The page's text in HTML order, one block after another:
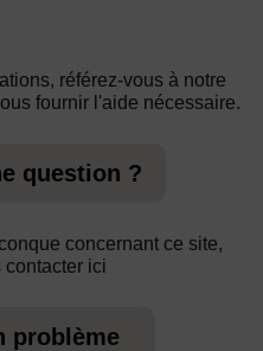
référez-vous à notre
fournir l'aide nécessaire.
question ?
concernant ce site,
ici
problème